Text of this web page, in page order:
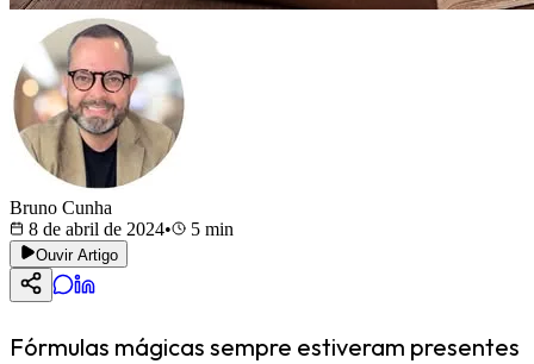
Bruno Cunha
8 de abril de 2024• 5 min
Ouvir Artigo
Fórmulas mágicas sempre estiveram presentes